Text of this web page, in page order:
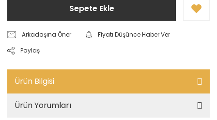
Sepete Ekle
Arkadaşına Öner
Fiyatı Düşünce Haber Ver
Paylaş
Ürün Bilgisi
Ürün Yorumları